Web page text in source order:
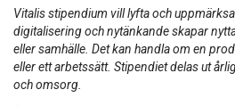
Vitalis stipendium vill lyfta och
digitalisering och nytänkande skapar
eller samhälle. Det kan handla om en
eller ett arbetssätt. Stipendiet delas ut
och omsorg.